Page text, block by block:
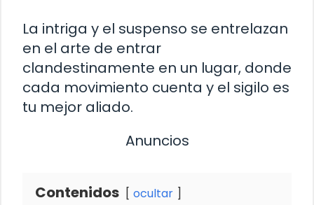
La intriga y el suspenso se entrelazan
en el arte de entrar
clandestinamente en un lugar, donde
cada movimiento cuenta y el sigilo es
tu mejor aliado.
Anuncios
Contenidos ocultar